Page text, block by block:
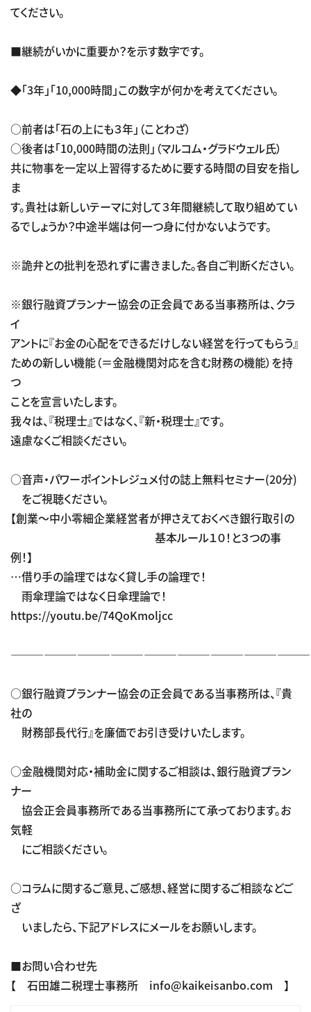
てください。
■継続がいかに重要か？を示す数字です。
◆「3年」「10,000時間」この数字が何かを考えてください。
○前者は「石の上にも３年」（ことわざ）
○後者は「10,000時間の法則」（マルコム・グラドウェル氏）
共に物事を一定以上習得するために要する時間の目安を指し
ま
す。貴社は新しいテーマに対して３年間継続して取り組めてい
るでしょうか？中途半端は何一つ身に付かないようです。
※詭弁との批判を恐れずに書きました。各自ご判断ください。
※銀行融資プランナー協会の正会員である当事務所は、クラ
イ
アントに『お金の心配をできるだけしない経営を行ってもらう』
ための新しい機能（＝金融機関対応を含む財務の機能）を持
つ
ことを宣言いたします。
我々は、『税理士』ではなく、『新・税理士』です。
遠慮なくご相談ください。
○音声・パワーポイントレジュメ付の誌上無料セミナー(20分)
をご視聴ください。
【創業～中小零細企業経営者が押さえておくべき銀行取引の
基本ルール１０！と３つの事
例！】
…借り手の論理ではなく貸し手の論理で！
雨傘理論ではなく日傘理論で！
https://youtu.be/74QoKmoljcc
○銀行融資プランナー協会の正会員である当事務所は、『貴
社の
財務部長代行』を廉価でお引き受けいたします。
○金融機関対応・補助金に関するご相談は、銀行融資プラン
ナー
協会正会員事務所である当事務所にて承っております。お
気軽
にご相談ください。
○コラムに関するご意見、ご感想、経営に関するご相談などご
ざ
いましたら、下記アドレスにメールをお願いします。
■お問い合わせ先
【 石田雄二税理士事務所 info@kaikeisanbo.com 】